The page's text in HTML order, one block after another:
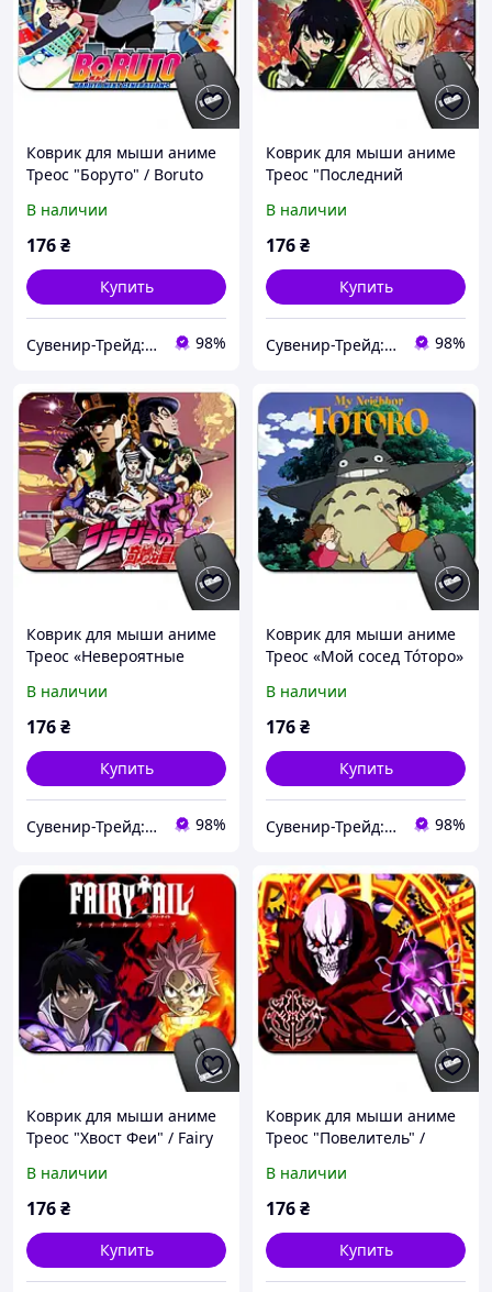
Коврик для мыши аниме
Треос "Боруто" / Boruto
938016 )
В наличии
176₴
Купить
Сувенир-Трейд: изготовление и продажа сувенирной и печатной продукции. 98%
Коврик для мыши аниме
Треос "Последний
End ( Арт. 938017 )
В наличии
176₴
Купить
Сувенир-Трейд: изготовление и продажа сувенирной и печатной продукции. 98%
Коврик для мыши аниме
Треос «Невероятные
(JoJo's Bizarre Adventure) (
Арт. 938018 )
В наличии
176₴
Купить
Сувенир-Трейд: изготовление и продажа сувенирной и печатной продукции. 98%
Коврик для мыши аниме
Треос «Мой сосед То́торо»
Арт. 938019 )
В наличии
176₴
Купить
Сувенир-Трейд: изготовление и продажа сувенирной и печатной продукции. 98%
Коврик для мыши аниме
Треос "Хвост Феи" / Fairy
В наличии
176₴
Купить
Коврик для мыши аниме
Треос "Повелитель" /
В наличии
176₴
Купить